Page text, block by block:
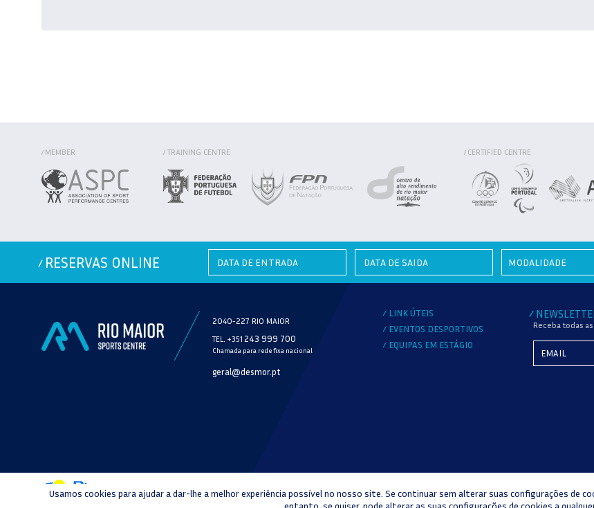
/ MEMBER / TRAINING CENTRE / CERTIFIED CENTRE
/ RESERVAS ONLINE MODALIDADE
2040-227 RIO MAIOR
TEL. +351 243 999 700
Chamada para rede fixa nacional
geral@desmor.pt
/ LINK ÚTEIS
/ EVENTOS DESPORTIVOS
/ EQUIPAS EM ESTÁGIO
/
Receba todas
POLÍTICA DE PRIVACIDADE CONFLITOS DE CONSUMO LIVRO DE RECLAMAÇÕES CANAL DE DENÚNCIA
Usamos cookies para ajudar a dar-lhe a melhor experiência possível no nosso site. Se continuar sem alterar suas configurações de
entanto, se quiser, pode alterar as suas configurações de cookies a